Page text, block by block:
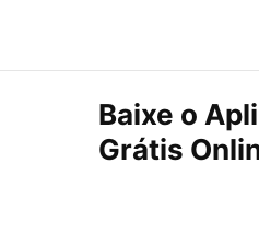
Baixe o
Grátis